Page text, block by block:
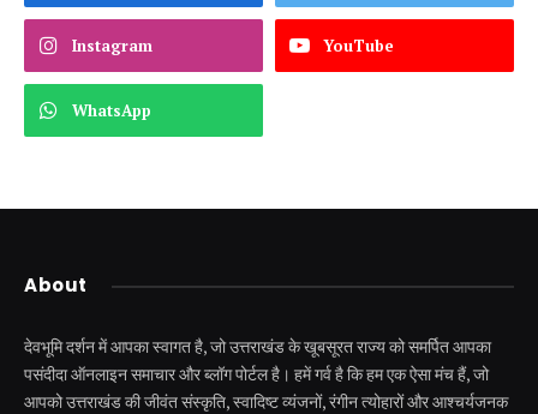
Instagram YouTube
WhatsApp
About
देवभूमि दर्शन में आपका स्वागत है, जो उत्तराखंड के खूबसूरत राज्य को समर्पित आपका
पसंदीदा ऑनलाइन समाचार और ब्लॉग पोर्टल है। हमें गर्व है कि हम एक ऐसा मंच हैं, जो
आपको उत्तराखंड की जीवंत संस्कृति, स्वादिष्ट व्यंजनों, रंगीन त्योहारों और आश्चर्यजनक